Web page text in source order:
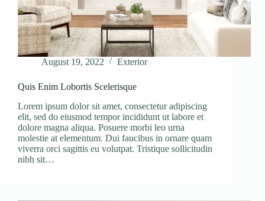
August 19, 2022 Exterior
Quis Enim Lobortis Scelerisque
Lorem ipsum dolor sit amet, consectetur adipiscing
elit, sed do eiusmod tempor incididunt ut labore et
dolore magna aliqua. Posuere morbi leo urna
molestie at elementum. Dui faucibus in ornare quam
viverra orci sagittis eu volutpat. Tristique sollicitudin
nibh sit…